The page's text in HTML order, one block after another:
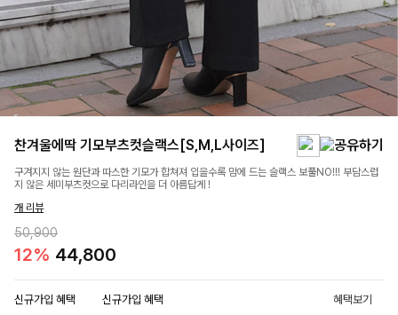
찬겨울에딱 기모부츠컷슬랙스[S,M,L사이즈]
구겨지지 않는 원단과 따스한 기모가 합쳐져 입을수록 맘에 드는 슬랙스 보풀NO!!! 부담스럽
지 않은 세미부츠컷으로 다리라인을 더 아름답게 !
개 리뷰
50,900
12% 44,800
신규가입 혜택 신규가입 혜택 혜택보기